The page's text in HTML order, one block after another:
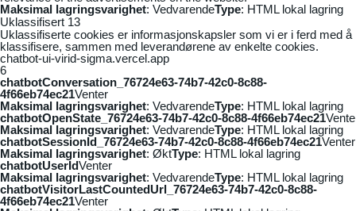
Maksimal lagringsvarighet: VedvarendeType: HTML lokal lagring
Uklassifisert 13
Uklassifiserte cookies er informasjonskapsler som vi er i ferd med å
klassifisere, sammen med leverandørene av enkelte cookies.
chatbot-ui-virid-sigma.vercel.app
6
chatbotConversation_76724e63-74b7-42c0-8c88-
4f66eb74ec21Venter
Maksimal lagringsvarighet: VedvarendeType: HTML lokal lagring
chatbotOpenState_76724e63-74b7-42c0-8c88-4f66eb74ec21
Maksimal lagringsvarighet: VedvarendeType: HTML lokal lagring
chatbotSessionId_76724e63-74b7-42c0-8c88-4f66eb74ec21Venter
Maksimal lagringsvarighet: ØktType: HTML lokal lagring
chatbotUserIdVenter
Maksimal lagringsvarighet: VedvarendeType: HTML lokal lagring
chatbotVisitorLastCountedUrl_76724e63-74b7-42c0-8c88-
4f66eb74ec21Venter